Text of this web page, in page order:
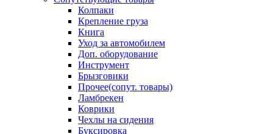
Колпаки
Крепление груза
Книга
Уход за автомобилем
Доп. оборудование
Инструмент
Брызговики
Прочее(сопут. товары)
Ламбрекен
Коврики
Чехлы на сидения
Буксировка